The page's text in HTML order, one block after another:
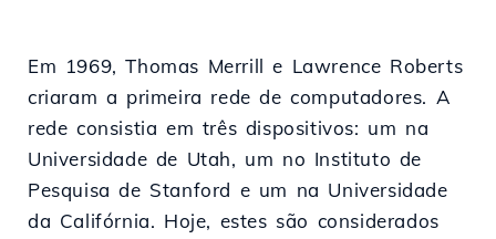
Em 1969, Thomas Merrill e Lawrence Roberts
criaram a primeira rede de computadores. A
rede consistia em três dispositivos: um na
Universidade de Utah, um no Instituto de
Pesquisa de Stanford e um na Universidade
da Califórnia. Hoje, estes são considerados